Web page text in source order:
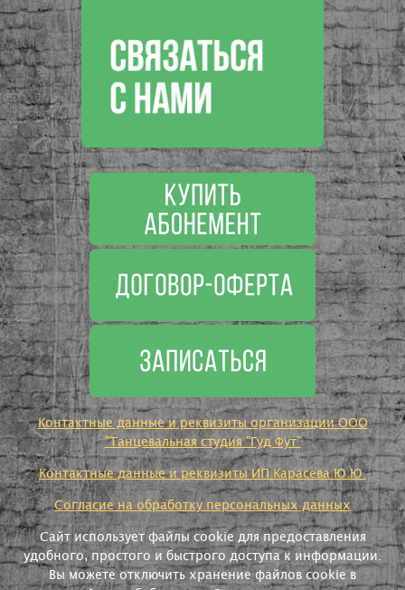
Контактные данные и реквизиты организации ООО
"Танцевальная студия "Гуд Фут"
Контактные данные и реквизиты ИП Карасева Ю.Ю.
Согласие на обработку персональных данных
Сайт использует файлы cookie для предоставления
удобного, простого и быстрого доступа к информации.
Вы можете отключить хранение файлов cookie в